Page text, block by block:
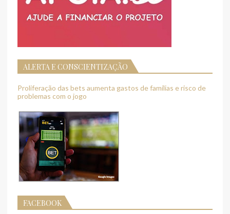
ALERTA E CONSCIENTIZAÇÃO
Proliferação das bets aumenta gastos de famílias e risco de
problemas com o jogo
FACEBOOK